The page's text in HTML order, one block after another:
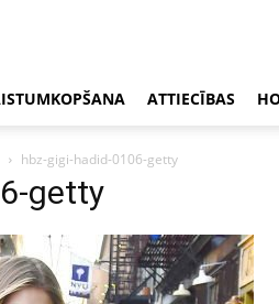
ATTIECĪBAS
hbz-gigi-hadid-0106-getty
getty